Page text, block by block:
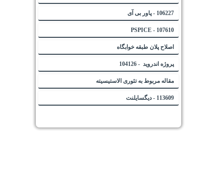
106227 - پاور بی آی
107610 - PSPICE
اصلاح پلان طبقه خوابگاه
پروژه اندروید - 104126
مقاله مربوط به تئوری الاستیسیته
113609 - دیگسایلنت